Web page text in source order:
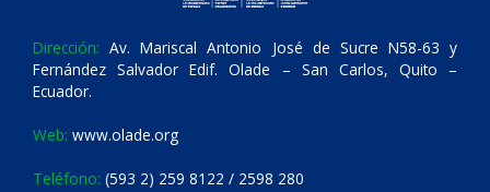
Dirección: Av. Mariscal Antonio José de Sucre N58-63 y
Fernández Salvador Edif. Olade – San Carlos, Quito –
Ecuador.
Web: www.olade.org
Teléfono: (593 2) 259 8122 / 2598 280